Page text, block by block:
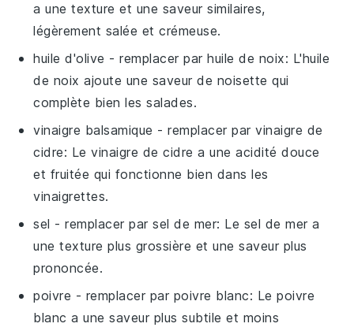
a une texture et une saveur similaires,
légèrement salée et crémeuse.
huile d'olive - remplacer parhuile de noix: L'huile
de noix ajoute une saveur de noisette qui
complète bien les salades.
vinaigre balsamique - remplacer parvinaigre de
cidre: Le vinaigre de cidre a une acidité douce
et fruitée qui fonctionne bien dans les
vinaigrettes.
sel - remplacer parsel de mer: Le sel de mer a
une texture plus grossière et une saveur plus
prononcée.
poivre - remplacer par poivre blanc: Le poivre
blanc a une saveur plus subtile et moins